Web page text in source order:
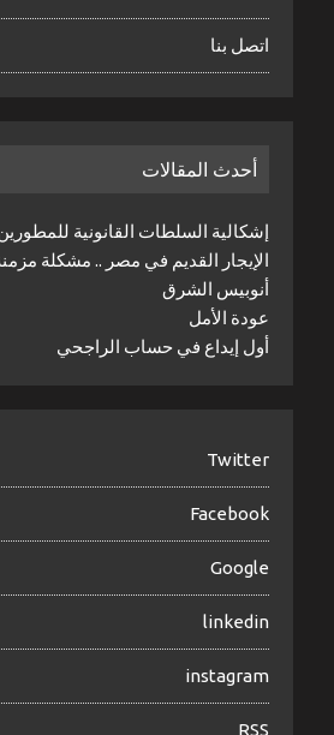
اتصل بنا
أحدث المقالات
إشكالية السلطات القانونية
الإيجار القديم في مصر .. مشكلة
أنوبيس الشرق
عودة الأمل
أول إيداع في حساب الراجحي
Twitter
Facebook
Google
linkedin
instagram
RSS